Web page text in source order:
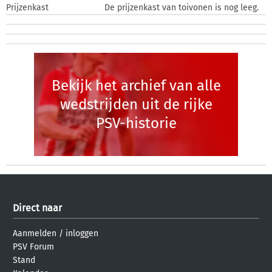
Prijzenkast De prijzenkast van toivonen is nog leeg.
Bekijk het archief van alle
wedstrijden uit de rijke
PSV-historie
Direct naar
Aanmelden / inloggen
PSV Forum
Stand